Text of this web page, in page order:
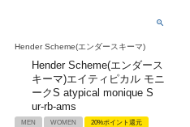
Hender Scheme(エンダースキーマ)
Hender Scheme(エンダース
キーマ)エイティピカル モニ
ークS atypical monique S
ur-rb-ams
MEN WOMEN 20%ポイント還元